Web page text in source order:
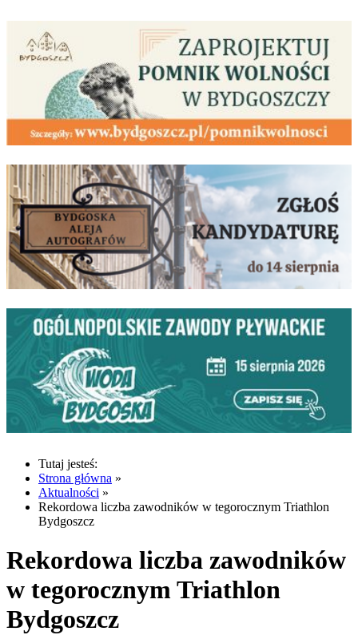
Tutaj jesteś:
Strona główna »
Aktualności »
Rekordowa liczba zawodników w tegorocznym Triathlon
Bydgoszcz
Rekordowa liczba zawodników
w tegorocznym Triathlon
Bydgoszcz